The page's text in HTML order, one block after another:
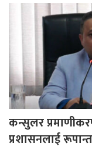
कन्सुलर
प्रशासनलाई